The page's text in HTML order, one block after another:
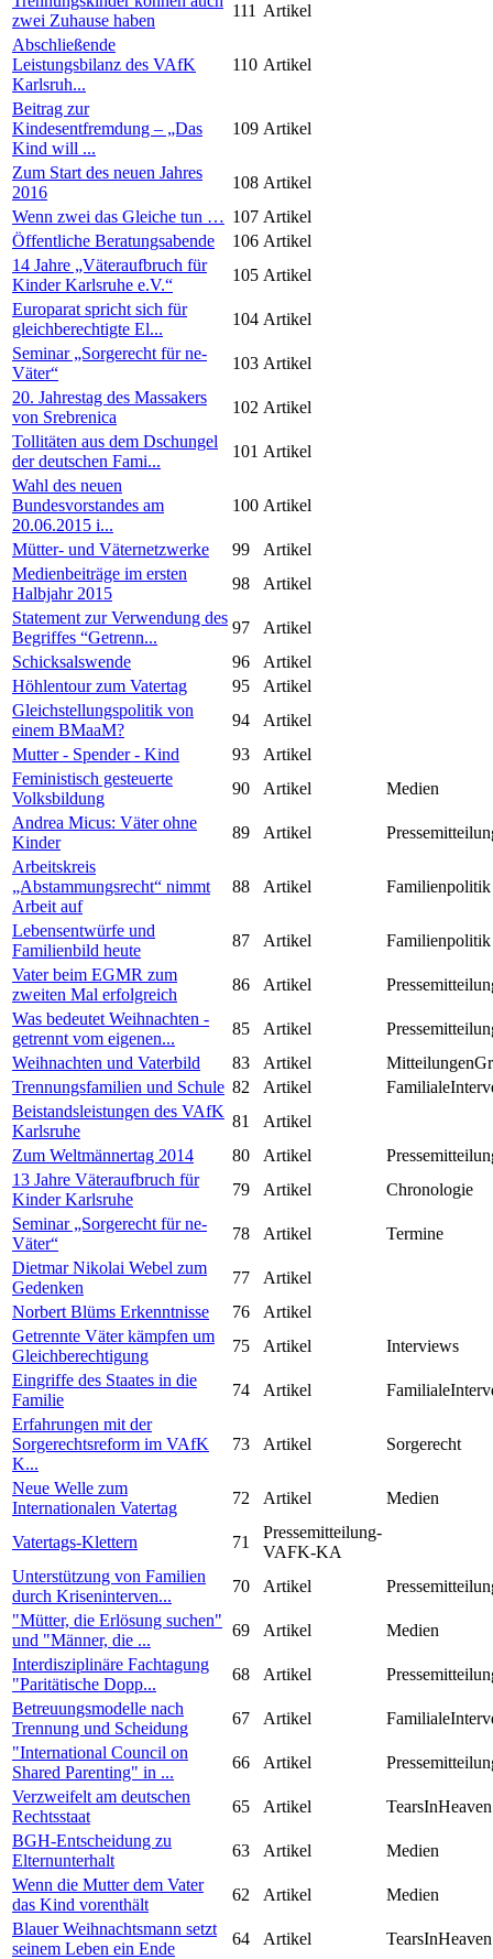
zwei Zuhause haben
111 Artikel
Abschließende
Leistungsbilanz des VAfK
Karlsruh...
110 Artikel
Beitrag zur
Kindesentfremdung – „Das
Kind will ...
109 Artikel
Zum Start des neuen Jahres
2016
108 Artikel
Wenn zwei das Gleiche tun … 107 Artikel
Öffentliche Beratungsabende
106 Artikel
14 Jahre „Väteraufbruch für
Kinder Karlsruhe e.V.“
105 Artikel
Europarat spricht sich für
gleichberechtigte El...
104 Artikel
Seminar „Sorgerecht für ne-
Väter“
103 Artikel
20. Jahrestag des Massakers
von Srebrenica
102 Artikel
Tollitäten aus dem Dschungel
der deutschen Fami...
101 Artikel
Wahl des neuen
Bundesvorstandes am
20.06.2015 i...
100 Artikel
Mütter- und Väternetzwerke 99
Artikel
Medienbeiträge im ersten
Halbjahr 2015
98
Artikel
Statement zur Verwendung des
Begriffes “Getrenn...
97
Artikel
Schicksalswende
96
Artikel
Höhlentour zum Vatertag
95
Artikel
Gleichstellungspolitik von
einem BMaaM?
94
Artikel
Mutter - Spender - Kind
93
Artikel
Feministisch gesteuerte
Volksbildung
90 Artikel
Medien
Andrea Micus: Väter ohne
Kinder
89 Artikel
Arbeitskreis
„Abstammungsrecht“ nimmt
Arbeit auf
88 Artikel Familienpolitik
Lebensentwürfe und
Familienbild heute
87 Artikel
Familienpolitik
Vater beim EGMR zum
zweiten Mal erfolgreich
86 Artikel
Was bedeutet Weihnachten -
getrennt vom eigenen...
85 Artikel
Weihnachten und Vaterbild
83 Artikel
Trennungsfamilien und Schule 82 Artikel
Beistandsleistungen des VAfK
Karlsruhe
81
Artikel
Zum Weltmännertag 2014
80 Artikel
13 Jahre Väteraufbruch für
Kinder Karlsruhe
79 Artikel
Chronologie
Seminar „Sorgerecht für ne-
Väter“
78 Artikel
Termine
Dietmar Nikolai Webel zum
Gedenken
77
Artikel
Norbert Blüms Erkenntnisse
76
Artikel
Getrennte Väter kämpfen um
Gleichberechtigung
75 Artikel
Interviews
Eingriffe des Staates in die
Familie
74 Artikel
Erfahrungen mit der
Sorgerechtsreform im VAfK
K...
73 Artikel Sorgerecht
Neue Welle zum
Internationalen Vatertag
72 Artikel Medien
Vatertags-Klettern 71
Pressemitteilung-
VAFK-KA
Unterstützung von Familien
durch Kriseninterven...
70 Artikel
"Mütter, die Erlösung suchen"
und "Männer, die ...
69 Artikel
Medien
Interdisziplinäre Fachtagung
"Paritätische Dopp...
68 Artikel
Betreuungsmodelle nach
Trennung und Scheidung
67 Artikel
"International Council on
Shared Parenting" in ...
66 Artikel
Verzweifelt am deutschen
Rechtsstaat
65 Artikel
TearsInHeaven
BGH-Entscheidung zu
Elternunterhalt
63 Artikel
Medien
Wenn die Mutter dem Vater
das Kind vorenthält
62 Artikel
Medien
Blauer Weihnachtsmann setzt
seinem Leben ein Ende
64 Artikel
TearsInHeaven